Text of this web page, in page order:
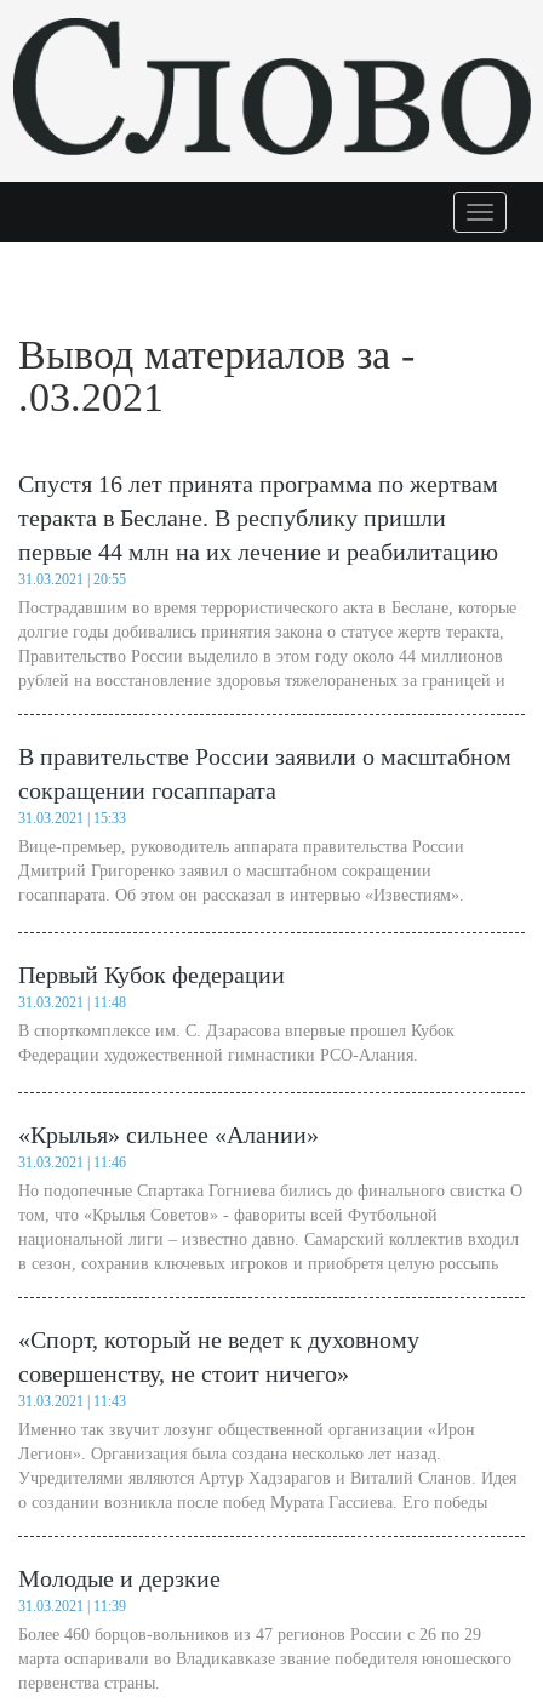
Меню
Вывод материалов за -
.03.2021
Спустя 16 лет принята программа по жертвам
теракта в Беслане. В республику пришли
первые 44 млн на их лечение и реабилитацию
31.03.2021 | 20:55
Пострадавшим во время террористического акта в Беслане, которые
долгие годы добивались принятия закона о статусе жертв теракта,
Правительство России выделило в этом году около 44 миллионов
рублей на восстановление здоровья тяжелораненых за границей и
В правительстве России заявили о масштабном
сокращении госаппарата
31.03.2021 | 15:33
Вице-премьер, руководитель аппарата правительства России
Дмитрий Григоренко заявил о масштабном сокращении
госаппарата. Об этом он рассказал в интервью «Известиям».
Первый Кубок федерации
31.03.2021 | 11:48
В спорткомплексе им. С. Дзарасова впервые прошел Кубок
Федерации художественной гимнастики РСО-Алания.
«Крылья» сильнее «Алании»
31.03.2021 | 11:46
Но подопечные Спартака Гогниева бились до финального свистка О
том, что «Крылья Советов» - фавориты всей Футбольной
национальной лиги – известно давно. Самарский коллектив входил
в сезон, сохранив ключевых игроков и приобретя целую россыпь
«Спорт, который не ведет к духовному
совершенству, не стоит ничего»
31.03.2021 | 11:43
Именно так звучит лозунг общественной организации «Ирон
Легион». Организация была создана несколько лет назад.
Учредителями являются Артур Хадзарагов и Виталий Сланов. Идея
о создании возникла после побед Мурата Гассиева. Его победы
долго. Было много разных вариантов, но в итоге решили, что в
наименовании должно обязательно фигурировать слово «ирон».
Затем решили добавить слово «легион», которое несет в себе смысл
единения, организации, иерархии и структурирования.
Молодые и дерзкие
31.03.2021 | 11:39
Более 460 борцов-вольников из 47 регионов России с 26 по 29
марта оспаривали во Владикавказе звание победителя юношеского
первенства страны.